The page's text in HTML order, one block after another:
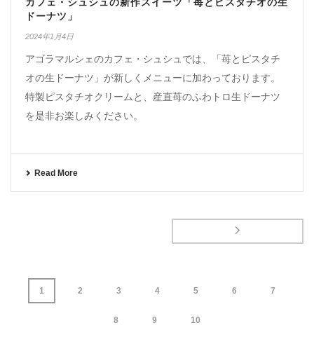
ドーナツ」
2024年1月4日
アゴラマルシェのカフェ・シュシュでは、「苺とピスタチ
オの生ドーナツ」が新しくメニューに加わっております。
特製ピスタチオクリームと、産直苺のふわトロ生ドーナツ
を是非お楽しみください。
Read More
1 2 3 4 5 6 7
8 9 10